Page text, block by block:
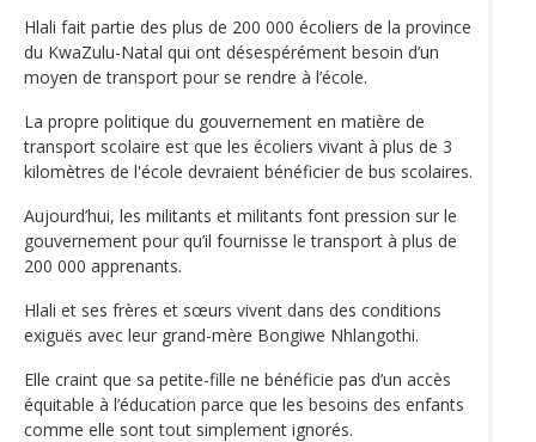
Hlali fait partie des plus de 200 000 écoliers de la province
du KwaZulu-Natal qui ont désespérément besoin d’un
moyen de transport pour se rendre à l’école.
La propre politique du gouvernement en matière de
transport scolaire est que les écoliers vivant à plus de 3
kilomètres de l'école devraient bénéficier de bus scolaires.
Aujourd’hui, les militants et militants font pression sur le
gouvernement pour qu’il fournisse le transport à plus de
200 000 apprenants.
Hlali et ses frères et sœurs vivent dans des conditions
exiguës avec leur grand-mère Bongiwe Nhlangothi.
Elle craint que sa petite-fille ne bénéficie pas d’un accès
équitable à l’éducation parce que les besoins des enfants
comme elle sont tout simplement ignorés.